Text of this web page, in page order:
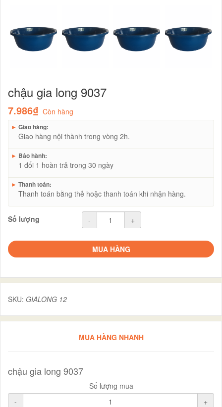
chậu gia long 9037
7.986₫ Còn hàng
► Giao hàng:
Giao hàng nội thành trong vòng 2h.
► Bảo hành:
1 đổi 1 hoàn trả trong 30 ngày
► Thanh toán:
Thanh toán bằng thẻ hoặc thanh toán khi nhận hàng.
Số lượng - +
MUA HÀNG
SKU: GIALONG 12
MUA HÀNG NHANH
chậu gia long 9037
Số lượng mua
-
+